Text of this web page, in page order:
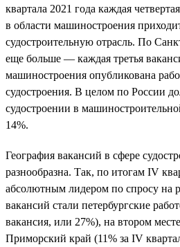
квартала 2021 года каждая
в области машиностроения
судостроительную отрасль. По
еще больше — каждая третья
машиностроения опубликована
судостроения. В целом по России
судостроении в
14%.
География вакансий в сфере
разнообразна. Так, по итогам IV
абсолютным лидером по спросу на
вакансий стали петербургские
вакансия, или 27%), на втором
Приморский край (11% за IV